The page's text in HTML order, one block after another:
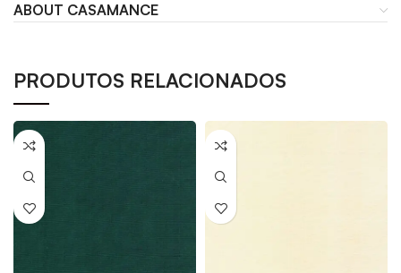
ABOUT CASAMANCE
PRODUTOS RELACIONADOS